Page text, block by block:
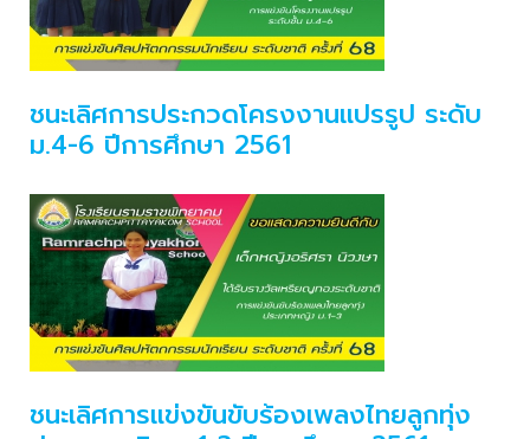
ชนะเลิศการประกวดโครงงานแปรรูป ระดับ
ม.4-6 ปีการศึกษา 2561
ชนะเลิศการแข่งขันขับร้องเพลงไทยลูกทุ่ง